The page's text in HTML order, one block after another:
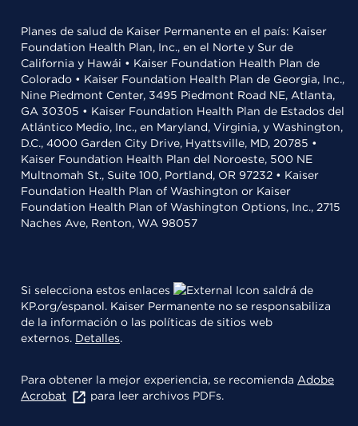
Planes de salud de Kaiser Permanente en el país: Kaiser
Foundation Health Plan, Inc., en el Norte y Sur de
California y Hawái • Kaiser Foundation Health Plan de
Colorado • Kaiser Foundation Health Plan de Georgia, Inc.,
Nine Piedmont Center, 3495 Piedmont Road NE, Atlanta,
GA 30305 • Kaiser Foundation Health Plan de Estados del
Atlántico Medio, Inc., en Maryland, Virginia, y Washington,
D.C., 4000 Garden City Drive, Hyattsville, MD, 20785 •
Kaiser Foundation Health Plan del Noroeste, 500 NE
Multnomah St., Suite 100, Portland, OR 97232 • Kaiser
Foundation Health Plan of Washington or Kaiser
Foundation Health Plan of Washington Options, Inc., 2715
Naches Ave, Renton, WA 98057
Si selecciona estos enlaces
saldrá de
KP.org/espanol. Kaiser Permanente no se responsabiliza
de la información o las políticas de sitios web
externos. Detalles.
Para obtener la mejor experiencia, se recomienda Adobe
Acrobat
para leer archivos PDFs.